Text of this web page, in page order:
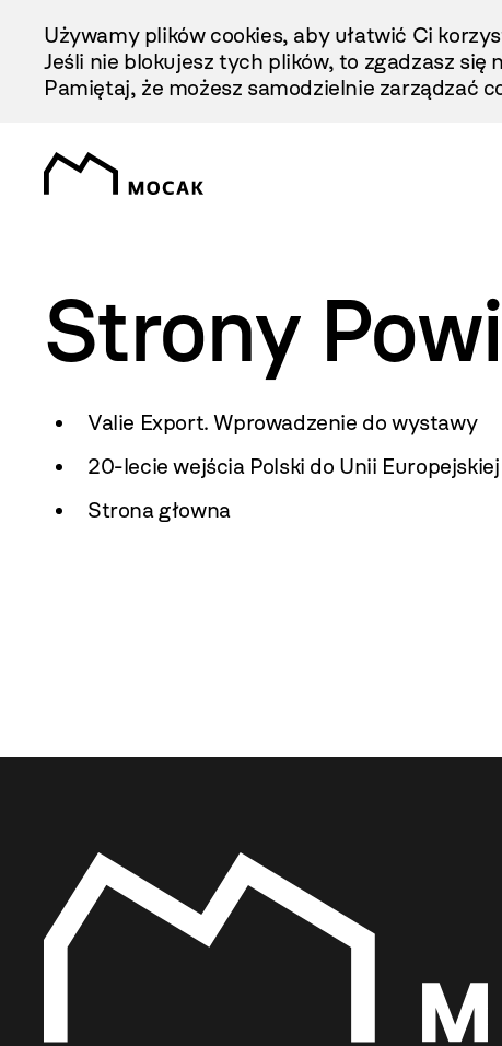
Treści
Używamy plików cookies, aby ułatwić Ci
Jeśli nie blokujesz tych plików, to zgadzasz
Pamiętaj, że możesz samodzielnie zarządzać
Strony
Valie Export. Wprowadzenie do wystawy
20-lecie wejścia Polski do Unii
Strona głowna